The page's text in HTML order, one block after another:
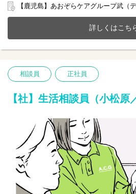
きませんか？
20～70代まで幅広い年齢層の方が活躍
今までのご経験やスキルを当社で発揮
【仕事内容】相談業務全般 ※夜勤は
〇入所退所手続
〇介助サポートなど
★
【鹿児島】あおぞらケアグループ武（
詳しくはこち
相談員 正社員
【社】生活相談員（小松原